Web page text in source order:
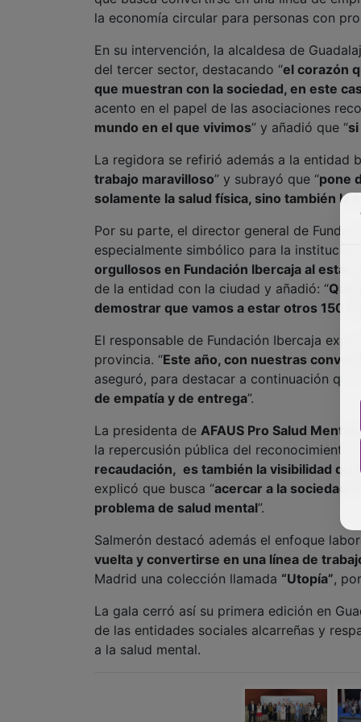
la economía circular para personas con
En su intervención, la alcaldesa de
del tercer sector, destacando “el corazón
que muestran con la sociedad, en este
acento en el papel de las asociaciones
mundo en el que vivimos” y añadió que “
La regidora se refirió además a la entidad
trabajo maravilloso” y subrayó que “pone
solamente la salud física, sino también la
Por su parte, el director general de
especialmente simbólico para la institución. “
orgullosos en Fundación Ibercaja al estar
de la entidad con la ciudad y añadió: “
demostrar que vamos a estar otros 150
El responsable de Fundación Ibercaja
provincia. “Este año, con nuestras
aseguró, para destacar a continuación que “
de empatía y de entrega”.
La presidenta de AFAUS Pro Salud Mental ,
la repercusión pública del reconocimiento. “
recaudación, es también la visibilidad que
explicó que busca “acercar a la sociedad
problema de salud mental”.
Salmerón destacó además el enfoque
vuelta y convertirse en una línea de
Madrid una colección llamada “Utopía”,
La gala cerró así su primera edición en
de las entidades sociales alcarreñas y
a la salud mental.